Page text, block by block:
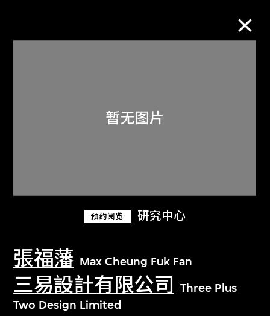
预约阅览 研究中心
張福藩 Max Cheung Fuk Fan
三易設計有限公司
Three Plus
Two Design Limited
关于M+藏品
探索世界顶级的二十及二十一世纪视觉
文化藏品。